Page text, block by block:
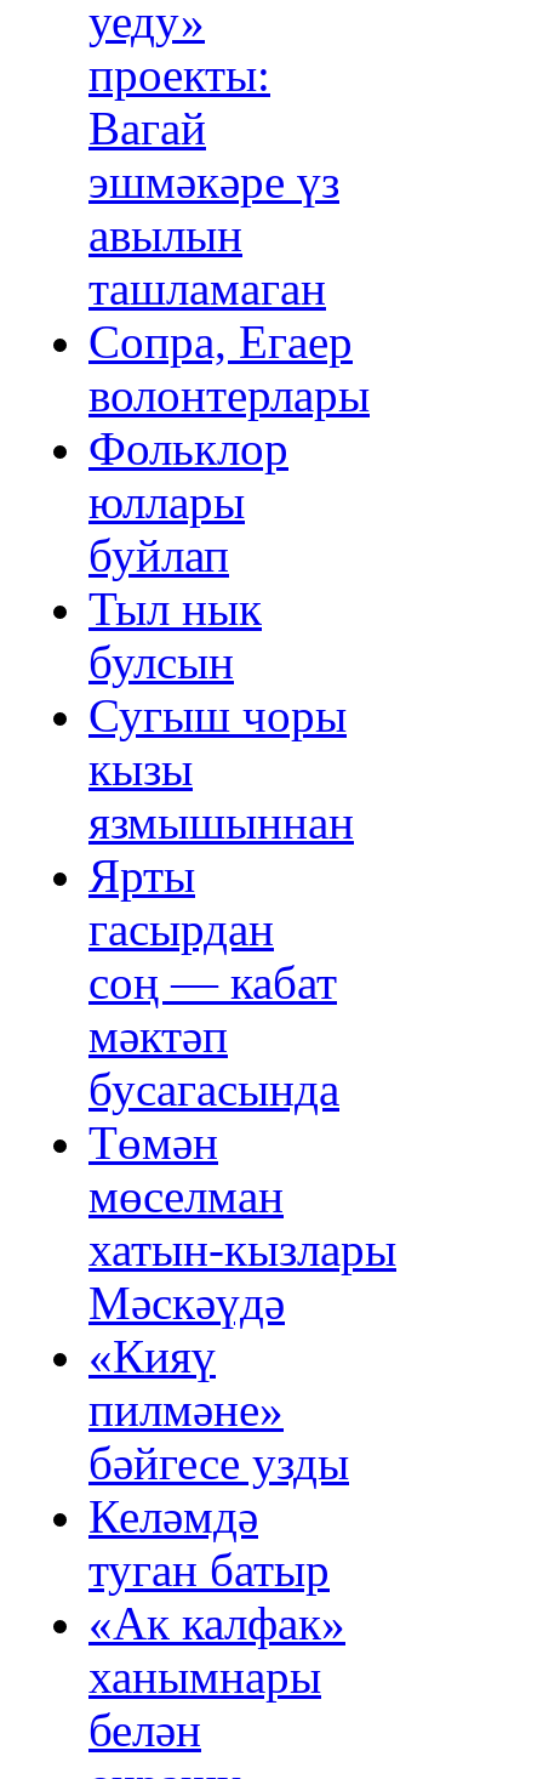
уеду»
проекты:
Вагай
эшмәкәре үз
авылын
ташламаган
Сопра, Егаер
волонтерлары
Фольклор
юллары
буйлап
Тыл нык
булсын
Сугыш чоры
кызы
язмышыннан
Ярты
гасырдан
соң — кабат
мәктәп
бусагасында
Төмән
мөселман
хатын‑кызлары
Мәскәүдә
«Кияү
пилмәне»
бәйгесе узды
Келәмдә
туган батыр
«Ак калфак»
ханымнары
белән